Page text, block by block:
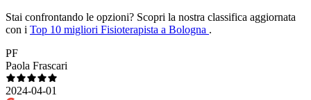
Stai confrontando le opzioni? Scopri la nostra classifica aggiornata
con i Top 10 migliori Fisioterapista a Bologna .
PF
Paola Frascari
2024-04-01